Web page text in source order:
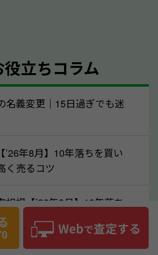
のソコカラへ車の状態につい
い。
タイミングで売るのも
！
ントです。車にも需要の高い
す。逆に需要が高い時期であ
やすくなります。一般的に新
る1〜3月ごろは、中古車の
転職者が多い9〜10月ごろ
立ちコラム
名義変更｜15日過ぎでも迷
’26年8月】10年落ちを買い
く売るコツ
相場【’26年8月】10年落ち
売るコツ
’26年8月】10年落ちを